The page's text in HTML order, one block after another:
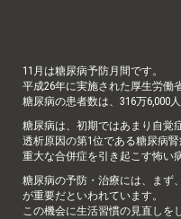
11月は糖尿病予防月間です。
平成26年に実施された厚生労働
糖尿病の患者数は、316万6,000
糖尿病は、初期ではあまり自覚
透析原因の第1位である糖尿病
重大な合併症を引き起こす怖い
糖尿病の予防・治療には、まず
が重要だといわれています。
この機会に生活習慣の見直しを